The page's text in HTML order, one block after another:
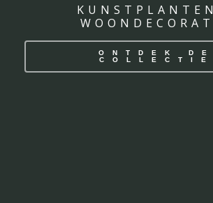
ONTDEK DE
COLLECTIE